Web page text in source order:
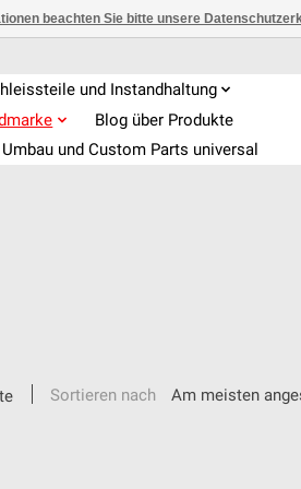
und Instandhaltung
Blog über Produkte
Umbau und Custom Parts universal
Sortieren nach Am meisten
beachten Sie bitte unsere